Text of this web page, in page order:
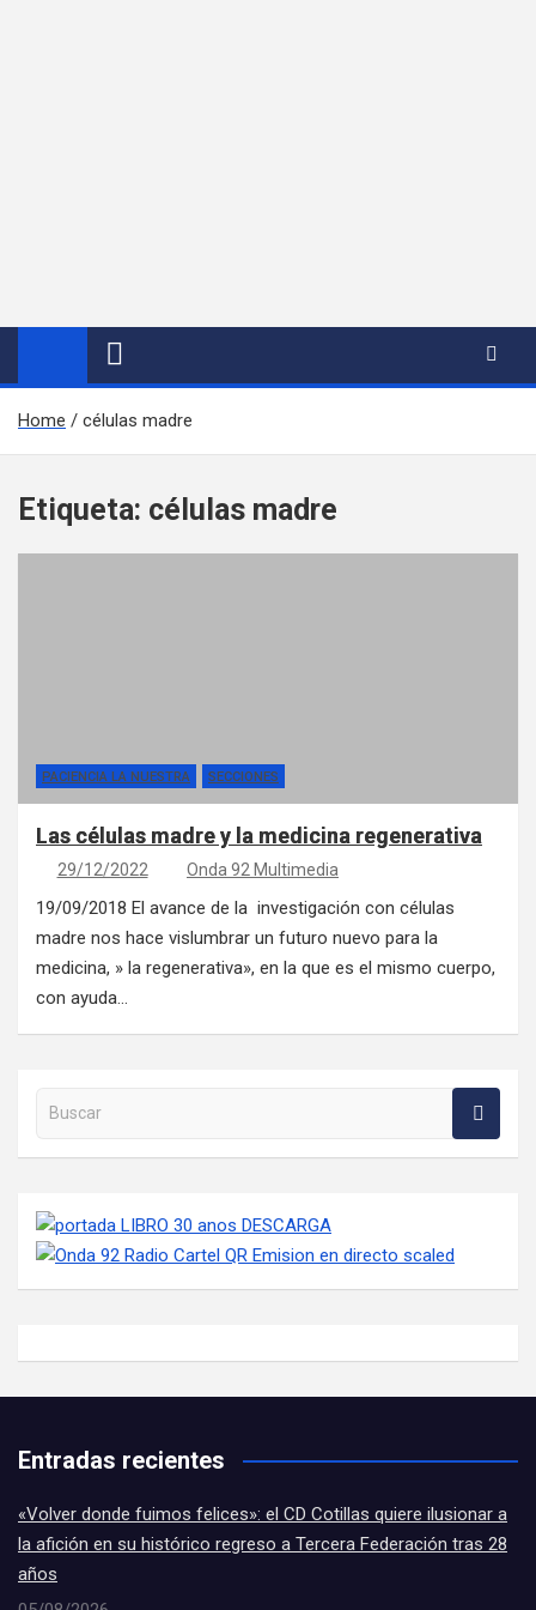
Home células madre
Etiqueta: células madre
PACIENCIA LA NUESTRA SECCIONES
Las células madre y la medicina regenerativa
29/12/2022 Onda 92 Multimedia
19/09/2018 El avance de la investigación con células
madre nos hace vislumbrar un futuro nuevo para la
medicina, » la regenerativa», en la que es el mismo cuerpo,
con ayuda…
Buscar en la web
Entradas recientes
«Volver donde fuimos felices»: el CD Cotillas quiere ilusionar a
la afición en su histórico regreso a Tercera Federación tras 28
años